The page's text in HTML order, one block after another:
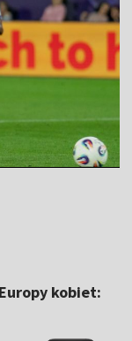
kobiet: